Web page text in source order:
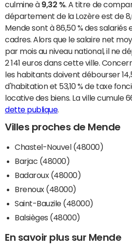
culmine à 9,32 % . A titre de
département de la Lozère est de
Mende sont à 86,50 % des salariés
cadres. Alors que le salaire net
par mois au niveau national, il ne
2 141 euros dans cette ville.
les habitants doivent débourser
d'habitation et 53,10 % de taxe
locative des biens. La ville cumule
dette publique.
Villes proches de Mende
Chastel-Nouvel (48000)
Barjac (48000)
Badaroux (48000)
Brenoux (48000)
Saint-Bauzile (48000)
Balsièges (48000)
En savoir plus sur Mende